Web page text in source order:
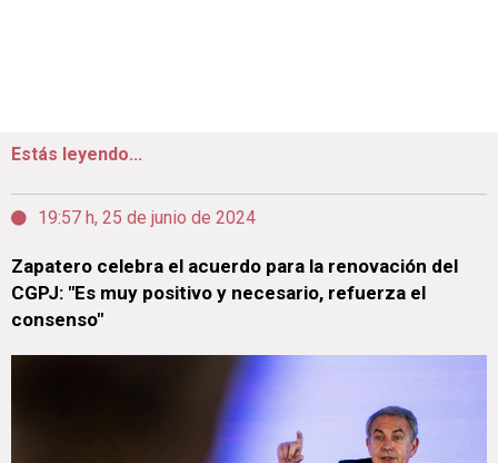
Estás leyendo...
19:57 h, 25 de junio de 2024
Zapatero celebra el acuerdo para la renovación del
CGPJ: "Es muy positivo y necesario, refuerza el
consenso"